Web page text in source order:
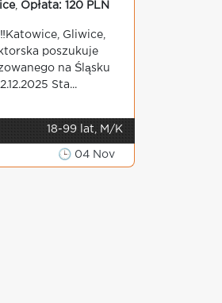
, Opłata: 120 PLN
Gliwice,
poszukuje
na Śląsku
Sta...
18-99 lat, M/K
🕒 04 Nov